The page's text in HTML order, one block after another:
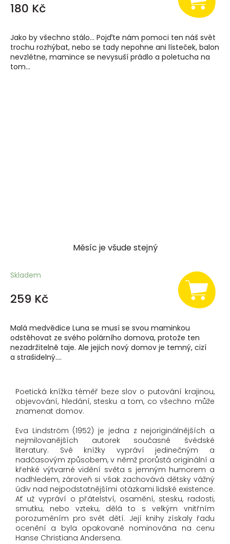
180 Kč
Jako by všechno stálo... Pojďte nám pomoci ten náš svět
trochu rozhýbat, nebo se tady nepohne ani lísteček, balon
nevzlétne, mamince se nevysuší prádlo a poletucha na
tom...
Měsíc je všude stejný
Skladem
259 Kč
Malá medvědice Luna se musí se svou maminkou
odstěhovat ze svého polárního domova, protože ten
nezadržitelně taje. Ale jejich nový domov je temný, cizí
a strašidelný....
Poetická knížka téměř beze slov o putování krajinou,
objevování, hledání, stesku a tom, co všechno může
znamenat domov.
Eva Lindström (1952) je jedna z nejoriginálnějších a
nejmilovanějších autorek současné švédské
literatury. Své knížky vypráví jedinečným a
nadčasovým způsobem, v němž prorůstá originální a
křehké výtvarné vidění světa s jemným humorem a
nadhledem, zároveň si však zachovává dětsky vážný
údiv nad nejpodstatnějšími otázkami lidské existence.
Ať už vypráví o přátelství, osamění, stesku, radosti,
smutku, nebo vzteku, dělá to s velkým vnitřním
porozuměním pro svět dětí. Její knihy získaly řadu
ocenění a byla opakovaně nominována na cenu
Hanse Christiana Andersena.